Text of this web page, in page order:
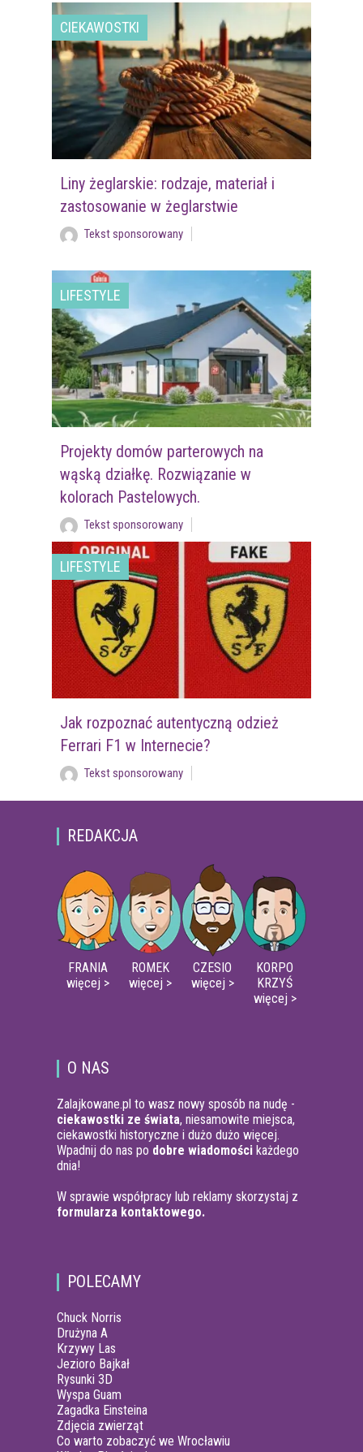
CIEKAWOSTKI
Liny żeglarskie: rodzaje, materiał i
zastosowanie w żeglarstwie
Tekst sponsorowany
LIFESTYLE
Projekty domów parterowych na
wąską działkę. Rozwiązanie w
kolorach Pastelowych.
Tekst sponsorowany
LIFESTYLE
Jak rozpoznać autentyczną odzież
Ferrari F1 w Internecie?
Tekst sponsorowany
REDAKCJA
FRANIA
więcej >
ROMEK
więcej >
CZESIO
więcej >
KORPO
KRZYŚ
więcej >
O NAS
Zalajkowane.pl to wasz nowy sposób na nudę -
ciekawostki ze świata, niesamowite miejsca,
ciekawostki historyczne i dużo dużo więcej.
Wpadnij do nas po dobre wiadomości każdego
dnia!
W sprawie współpracy lub reklamy skorzystaj z
formularza kontaktowego.
POLECAMY
Chuck Norris
Drużyna A
Krzywy Las
Jezioro Bajkał
Rysunki 3D
Wyspa Guam
Zagadka Einsteina
Zdjęcia zwierząt
Co warto zobaczyć we Wrocławiu